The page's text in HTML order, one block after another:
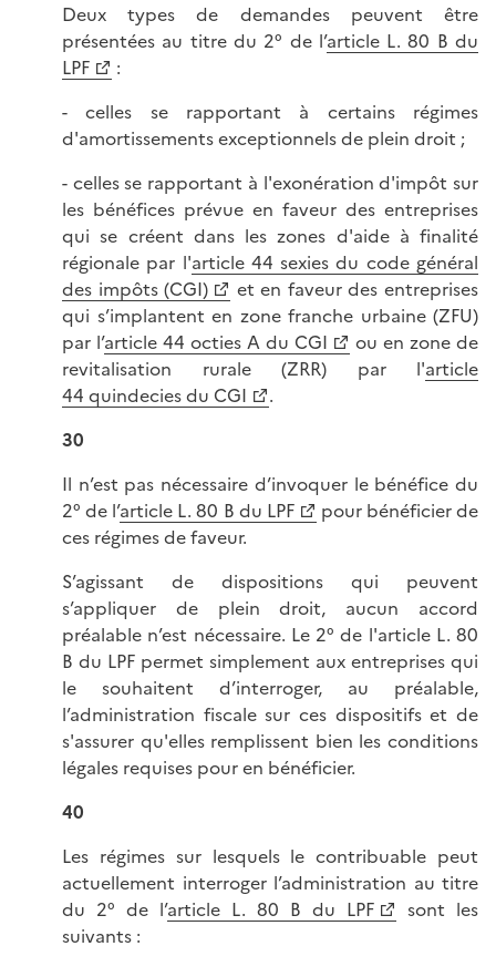
Deux types de demandes peuvent être
présentées au titre du 2° de l’article L. 80 B du
LPF
:
- celles se rapportant à certains régimes
d'amortissements exceptionnels de plein droit ;
- celles se rapportant à l'exonération d'impôt sur
les bénéfices prévue en faveur des entreprises
qui se créent dans les zones d'aide à finalité
régionale par l'article 44 sexies du code général
des impôts (CGI)
et en faveur des entreprises
qui s’implantent en zone franche urbaine (ZFU)
par l’article 44 octies A du CGI
ou en zone de
revitalisation rurale (ZRR) par l'article
44 quindecies du CGI
.
30
Il n’est pas nécessaire d’invoquer le bénéfice du
2° de l’article L. 80 B du LPF
pour bénéficier de
ces régimes de faveur.
S’agissant de dispositions qui peuvent
s’appliquer de plein droit, aucun accord
préalable n’est nécessaire. Le 2° de l'article L. 80
B du LPF permet simplement aux entreprises qui
le souhaitent d’interroger, au préalable,
l’administration fiscale sur ces dispositifs et de
s'assurer qu'elles remplissent bien les conditions
légales requises pour en bénéficier.
40
Les régimes sur lesquels le contribuable peut
actuellement interroger l’administration au titre
du 2° de l’article L. 80 B du LPF
sont les
suivants :